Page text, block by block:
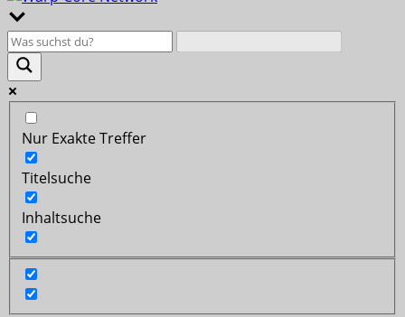
Nur Exakte Treffer
Titelsuche
Inhaltsuche